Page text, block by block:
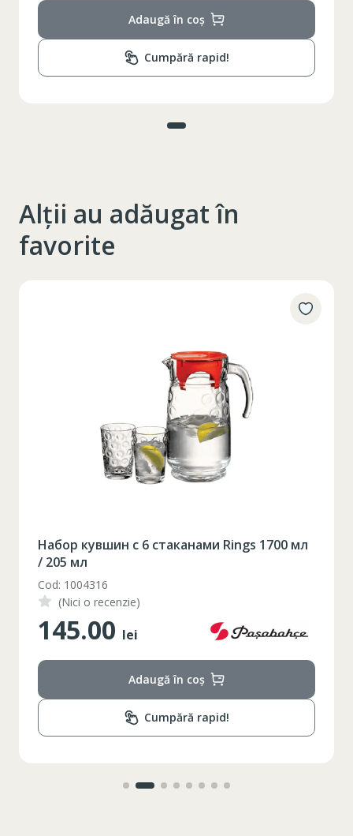
Adaugă în coș
Cumpără rapid!
Alții au adăugat în
favorite
Набор кувшин с 6 стаканами Rings 1700 мл
/ 205 мл
Cod: 1004316
(Nici o recenzie)
145.00 lei
Adaugă în coș
Cumpără rapid!